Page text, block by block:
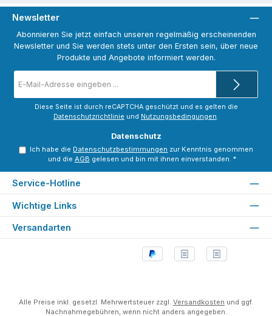
Newsletter
Abonnieren Sie jetzt einfach unseren regelmäßig erscheinenden
Newsletter und Sie werden stets unter den Ersten sein, über neue
Produkte und Angebote informiert werden.
Mail-
Adresse
Diese Seite ist durch reCAPTCHA geschützt und es gelten die
Datenschutzrichtlinie und Nutzungsbedingungen.
Datenschutz
Ich habe die Datenschutzbestimmungen zur Kenntnis genommen
und die AGB gelesen und bin mit ihnen einverstanden. *
Service-Hotline
Wichtige Links
Versandarten
Alle Preise inkl. gesetzl. Mehrwertsteuer zzgl. Versandkosten und ggf.
Nachnahmegebühren, wenn nicht anders angegeben.